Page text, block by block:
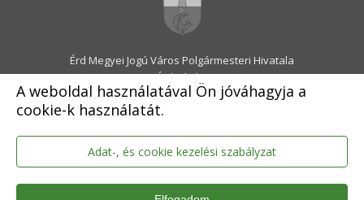
A weboldal használatával Ön jóváhagyja a
cookie-k használatát.
Adat-, és cookie kezelési szabályzat
Érd Megyei Jogú Város Polgármesteri Hivatala
2030 Érd, Alsó utca 1.
Levélcím: 2031 Érd, Pf.: 31
E-mail:onkormanyzat@erd.hu
Telefonközpont:06-23-522-300
Ügyfélszolgálat:06-23-522-301
Hivatali Kapu: ERDPH
KRID szám: 707189964